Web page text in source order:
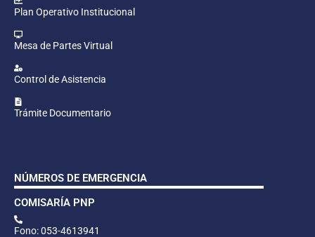
Plan Operativo Institucional
Mesa de Partes Virtual
Control de Asistencia
Trámite Documentario
NÚMEROS DE EMERGENCIA
COMISARÍA PNP
Fono: 053-4613941